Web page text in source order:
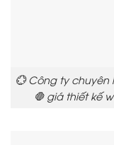
💮 Công ty chuyên
🛑 giá thiết kế